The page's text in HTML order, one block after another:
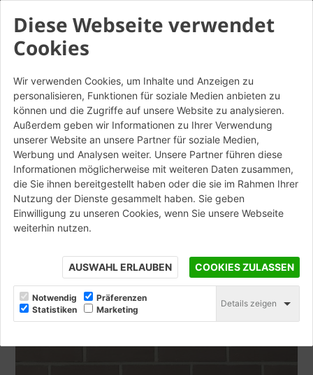
Diese Webseite verwendet
Cookies
Wir verwenden Cookies, um Inhalte und Anzeigen zu
personalisieren, Funktionen für soziale Medien anbieten zu
können und die Zugriffe auf unsere Website zu analysieren.
Außerdem geben wir Informationen zu Ihrer Verwendung
unserer Website an unsere Partner für soziale Medien,
Werbung und Analysen weiter. Unsere Partner führen diese
Informationen möglicherweise mit weiteren Daten zusammen,
die Sie ihnen bereitgestellt haben oder die sie im Rahmen Ihrer
Nutzung der Dienste gesammelt haben. Sie geben
Einwilligung zu unseren Cookies, wenn Sie unsere Webseite
weiterhin nutzen.
AUSWAHL ERLAUBEN COOKIES ZULASSEN
Notwendig
Präferenzen
Statistiken
Marketing
Details zeigen
France Decò Brun Liscio -
Listello angolare da
mattone
STAMPA